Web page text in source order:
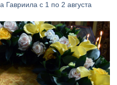
Гавриила с 1 по 2 августа